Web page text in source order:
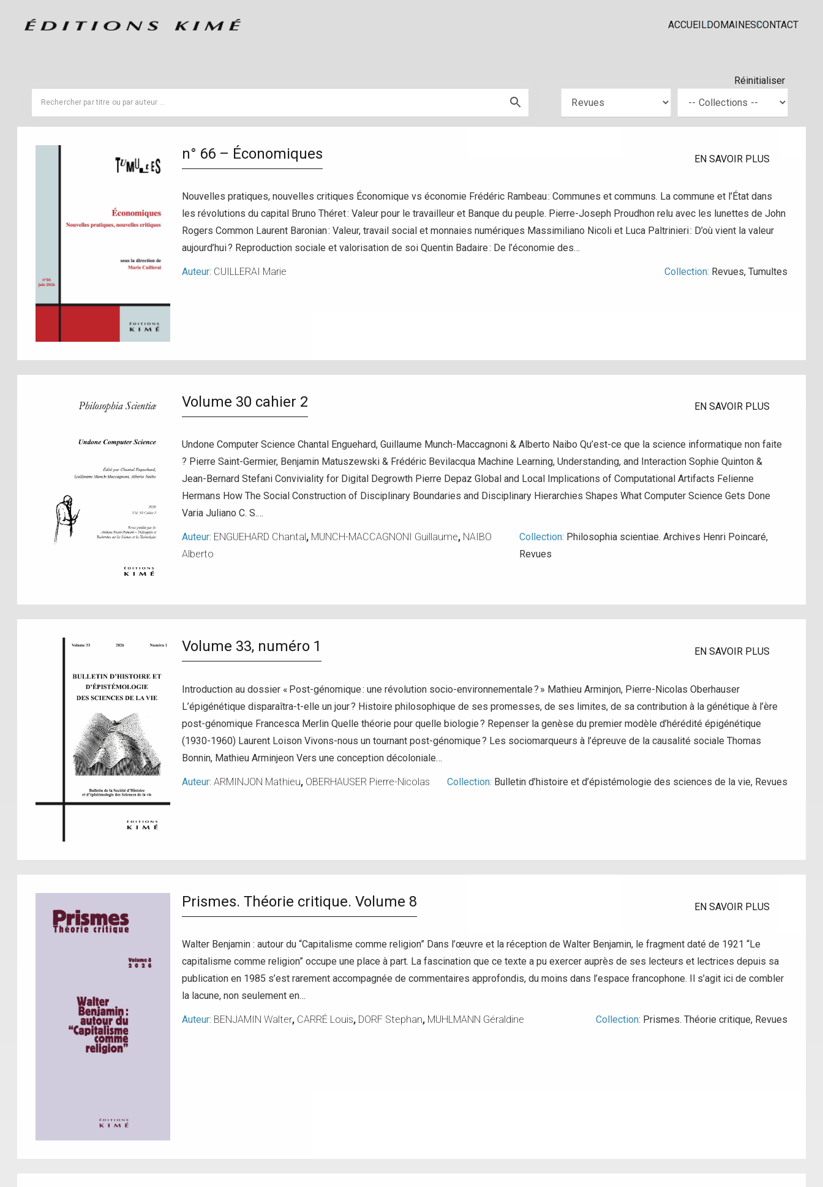
ACCUEILDOMAINESCONTACT
Réinitialiser
n° 66 – Économiques EN SAVOIR PLUS
Nouvelles pratiques, nouvelles critiques Économique vs économie Frédéric Rambeau : Communes et communs. La commune et l’État dans
les révolutions du capital Bruno Théret : Valeur pour le travailleur et Banque du peuple. Pierre-Joseph Proudhon relu avec les lunettes de John
Rogers Common Laurent Baronian : Valeur, travail social et monnaies numériques Massimiliano Nicoli et Luca Paltrinieri : D’où vient la valeur
aujourd’hui ? Reproduction sociale et valorisation de soi Quentin Badaire : De l’économie des…
Auteur: CUILLERAI Marie Collection: Revues, Tumultes
Volume 30 cahier 2 EN SAVOIR PLUS
Undone Computer Science Chantal Enguehard, Guillaume Munch-Maccagnoni & Alberto Naibo Qu’est-ce que la science informatique non faite
? Pierre Saint-Germier, Benjamin Matuszewski & Frédéric Bevilacqua Machine Learning, Understanding, and Interaction Sophie Quinton &
Jean-Bernard Stefani Conviviality for Digital Degrowth Pierre Depaz Global and Local Implications of Computational Artifacts Felienne
Hermans How The Social Construction of Disciplinary Boundaries and Disciplinary Hierarchies Shapes What Computer Science Gets Done
Varia Juliano C. S.…
Auteur: ENGUEHARD Chantal, MUNCH-MACCAGNONI Guillaume, NAIBO
Alberto
Collection: Philosophia scientiae. Archives Henri Poincaré,
Revues
Volume 33, numéro 1 EN SAVOIR PLUS
Introduction au dossier « Post-génomique : une révolution socio-environnementale ? » Mathieu Arminjon, Pierre-Nicolas Oberhauser
L’épigénétique disparaîtra-t-elle un jour ? Histoire philosophique de ses promesses, de ses limites, de sa contribution à la génétique à l’ère
post-génomique Francesca Merlin Quelle théorie pour quelle biologie ? Repenser la genèse du premier modèle d’hérédité épigénétique
(1930-1960) Laurent Loison Vivons-nous un tournant post-génomique ? Les sociomarqueurs à l’épreuve de la causalité sociale Thomas
Bonnin, Mathieu Arminjeon Vers une conception décoloniale…
Auteur:ARMINJON Mathieu, OBERHAUSER Pierre-Nicolas Collection: Bulletin d’histoire et d’épistémologie des sciences de la vie, Revues
Prismes. Théorie critique. Volume 8 EN SAVOIR PLUS
Walter Benjamin : autour du “Capitalisme comme religion” Dans l’œuvre et la réception de Walter Benjamin, le fragment daté de 1921 “Le
capitalisme comme religion” occupe une place à part. La fascination que ce texte a pu exercer auprès de ses lecteurs et lectrices depuis sa
publication en 1985 s’est rarement accompagnée de commentaires approfondis, du moins dans l’espace francophone. Il s’agit ici de combler
la lacune, non seulement en…
Auteur: BENJAMIN Walter, CARRÉ Louis, DORF Stephan, MUHLMANN Géraldine Collection: Prismes. Théorie critique, Revues